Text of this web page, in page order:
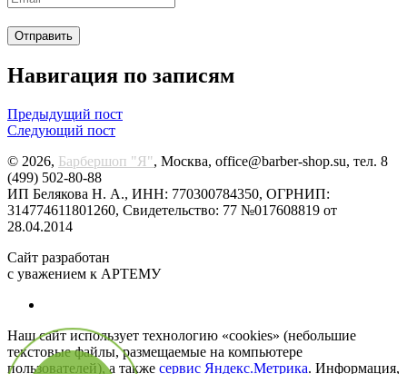
Навигация по записям
Предыдущий пост
Следующий пост
© 2026, Барбершоп "Я", Москва, office@barber-shop.su, тел. 8
(499) 502-80-88
ИП Белякова Н. А., ИНН: 770300784350, ОГРНИП:
314774611801260, Свидетельство: 77 №017608819 от
28.04.2014
Сайт разработан
с уважением к АРТЕМУ
Наш сайт использует технологию «cookies» (небольшие
текстовые файлы, размещаемые на компьютере
пользователей), а также сервис Яндекс.Метрика. Информация,